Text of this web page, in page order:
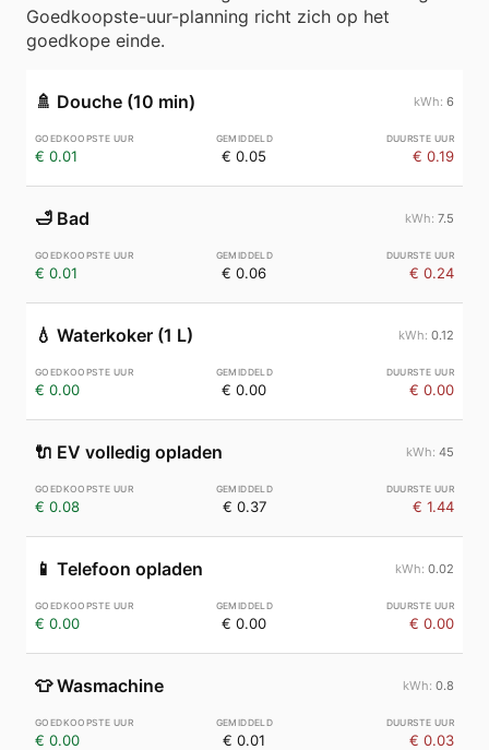
Goedkoopste-uur-planning richt zich op het
goedkope einde.
🚿 Douche (10 min) 6
€ 0.01 € 0.05 € 0.19
🛁 Bad 7.5
€ 0.01 € 0.06 € 0.24
💧 Waterkoker (1 L) 0.12
€ 0.00 € 0.00 € 0.00
🔌 EV volledig opladen 45
€ 0.08 € 0.37 € 1.44
📱 Telefoon opladen 0.02
€ 0.00 € 0.00 € 0.00
👕 Wasmachine 0.8
€ 0.00 € 0.01 € 0.03